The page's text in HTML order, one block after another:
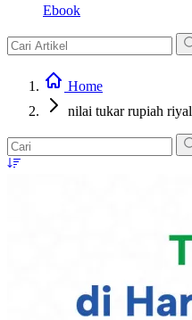
Ebook
Home
nilai tukar rupiah riyal